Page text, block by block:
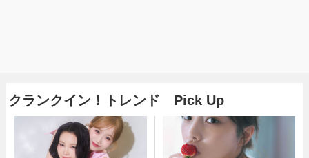
クランクイン！トレンド Pick Up